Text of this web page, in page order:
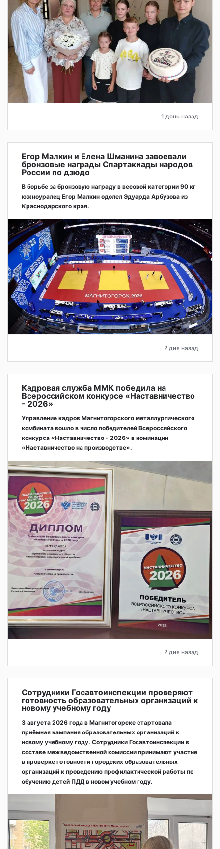
1 день назад
Егор Малкин и Елена Шманина завоевали
бронзовые награды Спартакиады народов
России по дзюдо
В борьбе за бронзовую награду в весовой категории 90 кг
южноуралец Егор Малкин одолел Эдуарда Арбузова из
Краснодарского края.
2 дня назад
Кадровая служба ММК победила на
Всероссийском конкурсе «Наставничество
- 2026»
Управление кадров Магнитогорского металлургического
комбината вошло в число победителей Всероссийского
конкурса «Наставничество - 2026» в номинации
«Наставничество на производстве».
2 дня назад
Сотрудники Госавтоинспекции проверяют
готовность образовательных организаций к
новому учебному году
3 августа 2026 года в Магнитогорске стартовала
приёмная кампания образовательных организаций к
новому учебному году. Сотрудники Госавтоинспекции в
составе межведомственной комиссии принимают участие
в проверке готовности городских образовательных
организаций к проведению профилактической работы по
обучению детей ПДД в новом учебном году.